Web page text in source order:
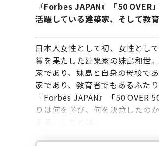
『Forbes JAPAN』「50 OVER
活躍している建築家、そして教
日本人女性として初、女性とし
賞を果たした建築家の妹島和世
家であり、妹島と自身の母校で
家であり、教育者でもあるふた
『Forbes JAPAN』「50 OVER
りは何を学び、何を決意したの